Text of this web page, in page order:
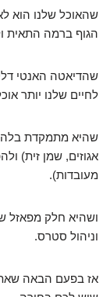
שהאוכל שלנו הוא
הגוף ברמה התאית
שהדיאטה האנטי
לחיים שלנו יותר
שהיא מתמקדת
אגוזים, שמן זית)
מעובדות).
ושהיא חלק מפאזל
וניהול סטרס.
אז בפעם הבאה